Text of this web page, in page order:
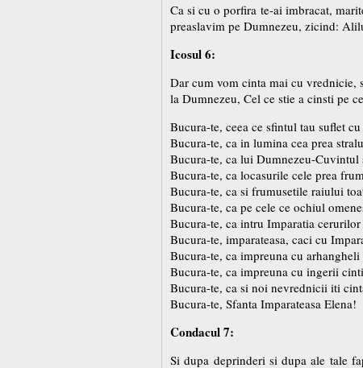
Ca si cu o porfira te-ai imbracat,
preaslavim pe Dumnezeu, zicind:
Icosul 6:
Dar cum vom cinta mai cu vrednicie,
la Dumnezeu, Cel ce stie a cinsti pe
Bucura-te, ceea ce sfintul tau suflet
Bucura-te, ca in lumina cea prea
Bucura-te, ca lui Dumnezeu-
Bucura-te, ca locasurile cele prea
Bucura-te, ca si frumusetile raiului
Bucura-te, ca pe cele ce ochiul
Bucura-te, ca intru Imparatia cerurilor
Bucura-te, imparateasa, caci cu
Bucura-te, ca impreuna cu
Bucura-te, ca impreuna cu ingerii
Bucura-te, ca si noi nevrednicii iti
Bucura-te, Sfanta Imparateasa Elena!
Condacul 7:
Si dupa deprinderi si dupa ale tale